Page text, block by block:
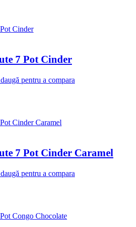
7 Pot Cinder
pentru a compara
7 Pot Cinder Caramel
pentru a compara